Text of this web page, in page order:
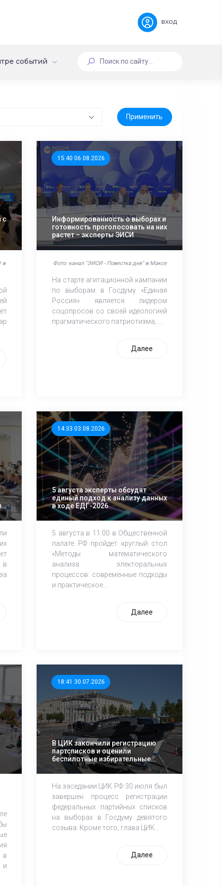
вход
событий
с
в
15:40 06.08.2026
Информированность о выборах и
готовность проголосовать на них
растет – эксперты ЭИСИ
Фото: канал "ЭИСИ - Повестка дня" в Максе
На старте агитационной кампании
по выборам в Госдуму «Единая
Россия» является лидером
соцопросов со своей идеологией
прагматического патриотизма, ...
Далее
в
14:33 03.08.2026
5 августа эксперты обсудят
единый подход к анализу данных
в ходе ЕДГ-2026
5 августа в 11:00 в Общественной
палате РФ пройдет круглый стол
«Методы математического
анализа электоральных
процессов: современные подходы
и практическое...
Далее
18:41 30.07.2026
В ЦИК закончили регистрацию
партсписков и оценили
беспилотные избирательные
технологии
На заседании ЦИК РФ 30 июля был
завершен процесс регистрации
федеральных партийных списков
на выборах в Госдуму девятого
созыва. Кроме того, глава ЦИК...
Далее